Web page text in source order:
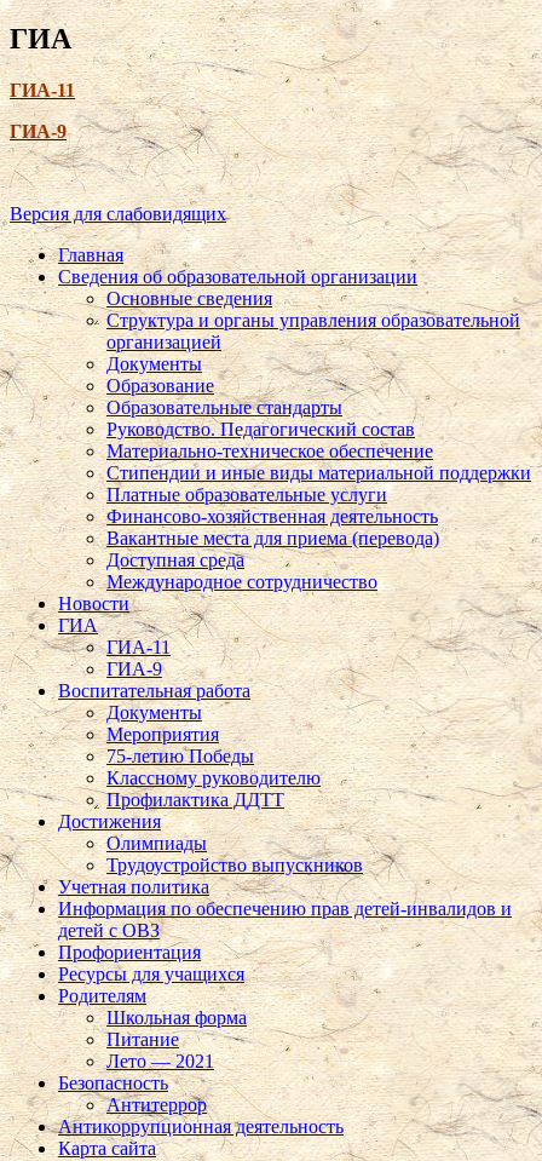
ГИА
ГИА-11
ГИА-9
Версия для слабовидящих
Главная
Сведения об образовательной организации
Основные сведения
Структура и органы управления образовательной
организацией
Документы
Образование
Образовательные стандарты
Руководство. Педагогический состав
Материально-техническое обеспечение
Стипендии и иные виды материальной поддержки
Платные образовательные услуги
Финансово-хозяйственная деятельность
Вакантные места для приема (перевода)
Доступная среда
Международное сотрудничество
Новости
ГИА
ГИА-11
ГИА-9
Воспитательная работа
Документы
Мероприятия
75-летию Победы
Классному руководителю
Профилактика ДДТТ
Достижения
Олимпиады
Трудоустройство выпускников
Учетная политика
Информация по обеспечению прав детей-инвалидов и
детей с ОВЗ
Профориентация
Ресурсы для учащихся
Родителям
Школьная форма
Питание
Лето — 2021
Безопасность
Антитеррор
Антикоррупционная деятельность
Карта сайта